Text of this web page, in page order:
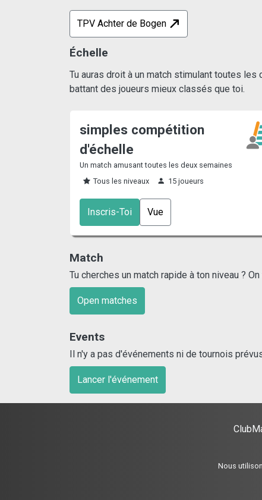
TPV Achter de Bogen
Échelle
Tu auras droit à un match stimulant toutes
battant des joueurs mieux classés que toi.
simples compétition
d'échelle
Un match amusant toutes les deux semaines
Tous les niveaux
15 joueurs
Inscris-Toi Vue
Match
Tu cherches un match rapide à ton niveau ?
Open matches
Events
Il n'y a pas d'événements ni de tournois
Lancer l'événement
Nous